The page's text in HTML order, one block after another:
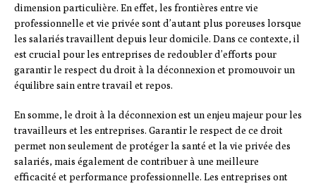
dimension particulière. En effet, les frontières entre vie
professionnelle et vie privée sont d’autant plus poreuses lorsque
les salariés travaillent depuis leur domicile. Dans ce contexte, il
est crucial pour les entreprises de redoubler d’efforts pour
garantir le respect du droit à la déconnexion et promouvoir un
équilibre sain entre travail et repos.
En somme, le droit à la déconnexion est un enjeu majeur pour les
travailleurs et les entreprises. Garantir le respect de ce droit
permet non seulement de protéger la santé et la vie privée des
salariés, mais également de contribuer à une meilleure
efficacité et performance professionnelle. Les entreprises ont